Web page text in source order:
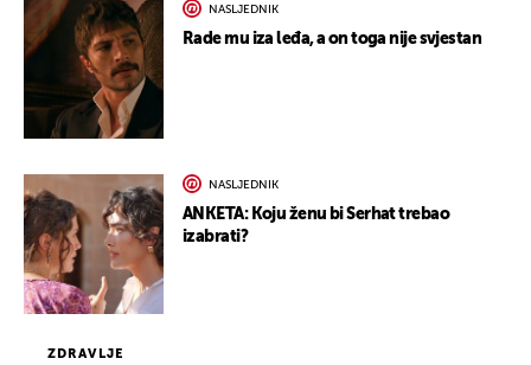
ZDRAVLJE
NASLJEDNIK
Rade mu iza leđa, a on toga nije svjestan
NASLJEDNIK
ANKETA: Koju ženu bi Serhat trebao
izabrati?